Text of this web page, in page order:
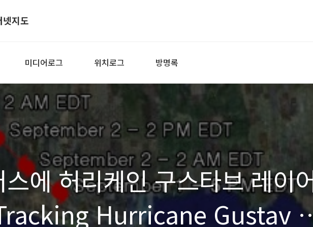
지도
미디어로그 위치로그 방명록
에 허리케인 구스타브 레이
Hurricane Gustav